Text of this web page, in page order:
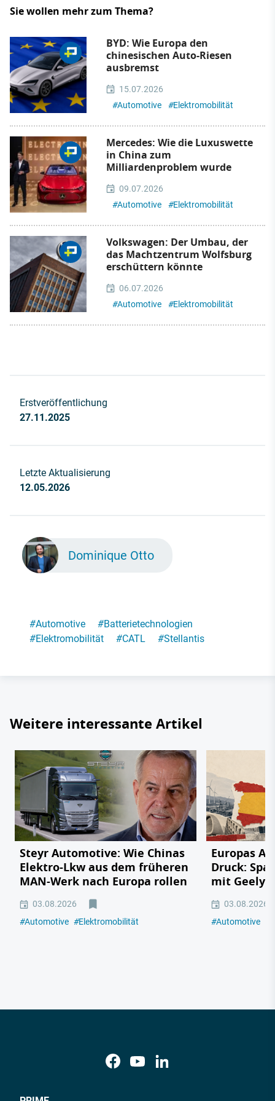
Sie wollen mehr zum Thema?
BYD: Wie Europa den
chinesischen Auto-Riesen
ausbremst
15.07.2026
#Automotive #Elektromobilität
Mercedes: Wie die Luxuswette
in China zum
Milliardenproblem wurde
09.07.2026
#Automotive #Elektromobilität
Volkswagen: Der Umbau, der
das Machtzentrum Wolfsburg
erschüttern könnte
06.07.2026
#Automotive #Elektromobilität
Erstveröffentlichung
27.11.2025
Letzte Aktualisierung
12.05.2026
Dominique Otto
#Automotive #Batterietechnologien
#Elektromobilität #CATL #Stellantis
Weitere interessante Artikel
Steyr Automotive: Wie Chinas
Elektro-Lkw aus dem früheren
MAN-Werk nach Europa rollen
03.08.2026
#Automotive #Elektromobilität
Europas
Druck:
mit Geely,
03.08.2026
#Automotive